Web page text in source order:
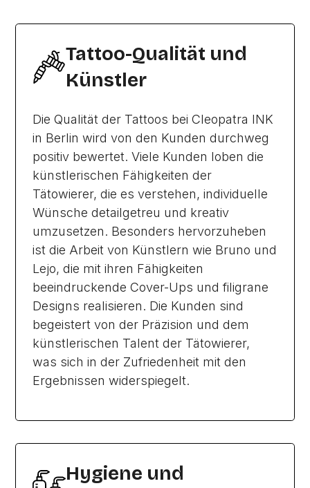
Tattoo-Qualität und
Künstler
Die Qualität der Tattoos bei Cleopatra INK
in Berlin wird von den Kunden durchweg
positiv bewertet. Viele Kunden loben die
künstlerischen Fähigkeiten der
Tätowierer, die es verstehen, individuelle
Wünsche detailgetreu und kreativ
umzusetzen. Besonders hervorzuheben
ist die Arbeit von Künstlern wie Bruno und
Lejo, die mit ihren Fähigkeiten
beeindruckende Cover-Ups und filigrane
Designs realisieren. Die Kunden sind
begeistert von der Präzision und dem
künstlerischen Talent der Tätowierer,
was sich in der Zufriedenheit mit den
Ergebnissen widerspiegelt.
Hygiene und